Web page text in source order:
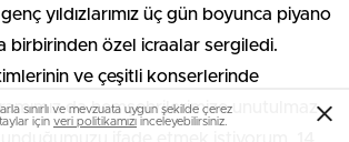
genç yıldızlarımız üç gün boyunca piyano
birbirinden özel icraalar sergiledi.
ve çeşitli konserlerinde
da hemşehrilerimize unutulmaz
sınırlı ve mevzuata uygun şekilde çerez
için veri politikamızı inceleyebilirsiniz.